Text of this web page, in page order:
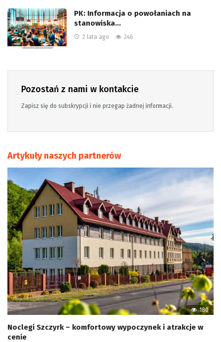
PK: Informacja o powołaniach na
stanowiska…
2 lata ago 246
Pozostań z nami w kontakcie
Zapisz się do subskrypcji i nie przegap żadnej informacji.
Artykuły naszych partnerów
180
Noclegi Szczyrk – komfortowy wypoczynek i atrakcje w
cenie